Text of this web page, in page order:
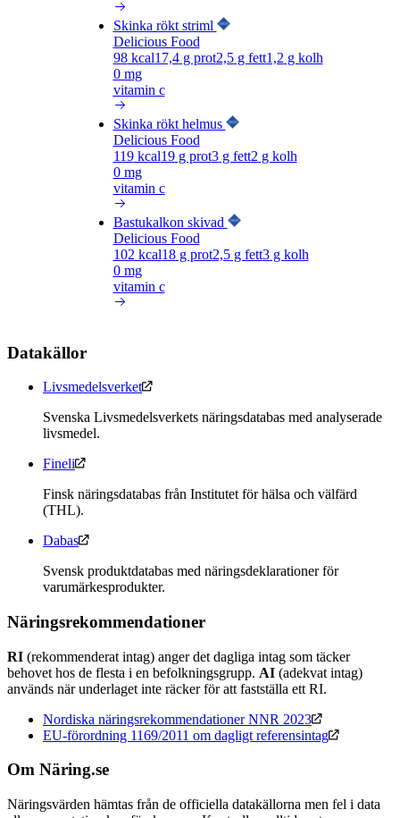
Skinka rökt striml
Delicious Food
98kcal17,4g prot2,5g fett1,2 g kolh
0 mg
vitamin c
Skinka rökt helmus
Delicious Food
119kcal19g prot3g fett2 g kolh
0 mg
vitamin c
Bastukalkon skivad
Delicious Food
102 kcal18g prot2,5g fett3g kolh
0 mg
vitamin c
Datakällor
Livsmedelsverket
Svenska Livsmedelsverkets näringsdatabas med analyserade
livsmedel.
Fineli
Finsk näringsdatabas från Institutet för hälsa och välfärd
(THL).
Dabas
Svensk produktdatabas med näringsdeklarationer för
varumärkesprodukter.
Näringsrekommendationer
RI (rekommenderat intag) anger det dagliga intag som täcker
behovet hos de flesta i en befolkningsgrupp. AI (adekvat intag)
används när underlaget inte räcker för att fastställa ett RI.
Nordiska näringsrekommendationer NNR 2023
EU-förordning 1169/2011 om dagligt referensintag
Om Näring.se
Näringsvärden hämtas från de officiella datakällorna men fel i data